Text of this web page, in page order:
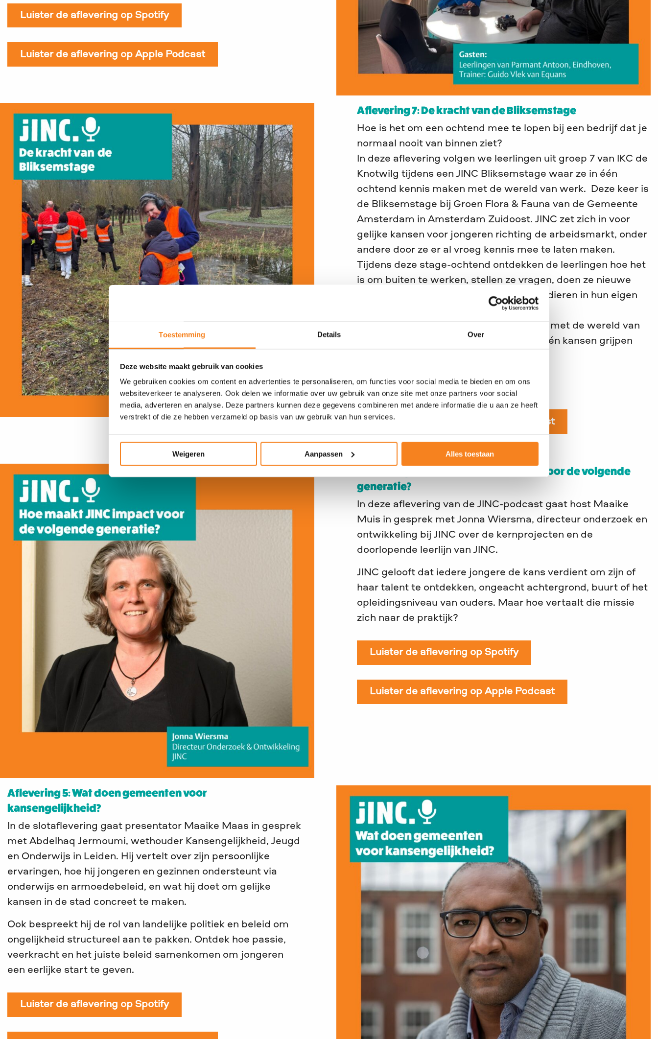
Toestemming Details Over
Deze website maakt gebruik van cookies
We gebruiken cookies om content en advertenties te personaliseren, om functies voor social media te bieden en om ons
websiteverkeer te analyseren. Ook delen we informatie over uw gebruik van onze site met onze partners voor social
media, adverteren en analyse. Deze partners kunnen deze gegevens combineren met andere informatie die u aan ze heeft
verstrekt of die ze hebben verzameld op basis van uw gebruik van hun services.
Weigeren Aanpassen Alles toestaan
Luister de aflevering op Spotify
Luister de aflevering op Apple Podcast
Aflevering 7: De kracht van de Bliksemstage
Hoe is het om een ochtend mee te lopen bij een bedrijf dat je
normaal nooit van binnen ziet?
In deze aflevering volgen we leerlingen uit groep 7 van IKC de
Knotwilg tijdens een JINC Bliksemstage waar ze in één
ochtend kennis maken met de wereld van werk. Deze keer is
de Bliksemstage bij Groen Flora & Fauna van de Gemeente
Amsterdam in Amsterdam Zuidoost. JINC zet zich in voor
gelijke kansen voor jongeren richting de arbeidsmarkt, onder
andere door ze er al vroeg kennis mee te laten maken.
Tijdens deze stage-ochtend ontdekken de leerlingen hoe het
is om buiten te werken, stellen ze vragen, doen ze nieuwe
inzichten op én leren ze over planten en dieren in hun eigen
Een korte maar krachtige kennismaking met de wereld van
werk. Een aflevering over kansen geven én kansen grijpen
Luister de aflevering op Spotify
Luister de aflevering op Apple Podcast
Aflevering 6: Hoe maakt JINC impact voor de volgende
generatie?
In deze aflevering van de JINC-podcast gaat host Maaike
Muis in gesprek met Jonna Wiersma, directeur onderzoek en
ontwikkeling bij JINC over de kernprojecten en de
doorlopende leerlijn van JINC.
JINC gelooft dat iedere jongere de kans verdient om zijn of
haar talent te ontdekken, ongeacht achtergrond, buurt of het
opleidingsniveau van ouders. Maar hoe vertaalt die missie
zich naar de praktijk?
Luister de aflevering op Spotify
Luister de aflevering op Apple Podcast
Aflevering 5: Wat doen gemeenten voor
kansengelijkheid?
In de slotaflevering gaat presentator Maaike Maas in gesprek
met Abdelhaq Jermoumi, wethouder Kansengelijkheid, Jeugd
en Onderwijs in Leiden. Hij vertelt over zijn persoonlijke
ervaringen, hoe hij jongeren en gezinnen ondersteunt via
onderwijs en armoedebeleid, en wat hij doet om gelijke
kansen in de stad concreet te maken.
Ook bespreekt hij de rol van landelijke politiek en beleid om
ongelijkheid structureel aan te pakken. Ontdek hoe passie,
veerkracht en het juiste beleid samenkomen om jongeren
een eerlijke start te geven.
Luister de aflevering op Spotify